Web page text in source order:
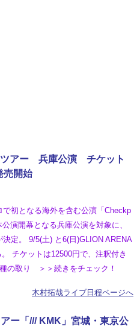
アー 兵庫公演 チケット
売開始
で初となる海外を含む公演「Checkp
演開幕となる兵庫公演を対象に、
定。 9/5(土) と6(日)GLION ARENA
チケットは12500円で、注釈付き
の取り ＞＞続きをチェック！
木村拓哉ライブ日程ページへ
ー「/// KMK」宮城・東京公